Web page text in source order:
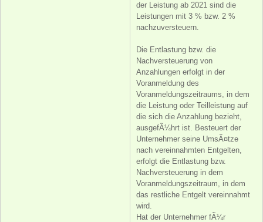
der Leistung ab 2021 sind die
Leistungen mit 3 % bzw. 2 %
nachzuversteuern.
Die Entlastung bzw. die
Nachversteuerung von
Anzahlungen erfolgt in der
Voranmeldung des
Voranmeldungszeitraums, in dem
die Leistung oder Teilleistung auf
die sich die Anzahlung bezieht,
ausgefÃ¼hrt ist. Besteuert der
Unternehmer seine UmsÃ¤tze
nach vereinnahmten Entgelten,
erfolgt die Entlastung bzw.
Nachversteuerung in dem
Voranmeldungszeitraum, in dem
das restliche Entgelt vereinnahmt
wird.
Hat der Unternehmer fÃ¼r